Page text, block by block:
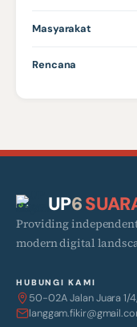
Masyarakat
Rencana
UP6
Providing
modern digital
HUBUNGI KAMI
50-02A Jalan Juara 1/